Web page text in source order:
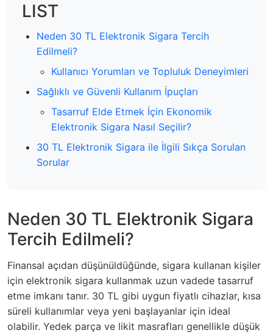
LIST
Neden 30 TL Elektronik Sigara Tercih
Edilmeli?
Kullanıcı Yorumları ve Topluluk Deneyimleri
Sağlıklı ve Güvenli Kullanım İpuçları
Tasarruf Elde Etmek İçin Ekonomik
Elektronik Sigara Nasıl Seçilir?
30 TL Elektronik Sigara ile İlgili Sıkça Sorulan
Sorular
Neden 30 TL Elektronik Sigara
Tercih Edilmeli?
Finansal açıdan düşünüldüğünde, sigara kullanan kişiler
için elektronik sigara kullanmak uzun vadede tasarruf
etme imkanı tanır. 30 TL gibi uygun fiyatlı cihazlar, kısa
süreli kullanımlar veya yeni başlayanlar için ideal
olabilir. Yedek parça ve likit masrafları genellikle düşük